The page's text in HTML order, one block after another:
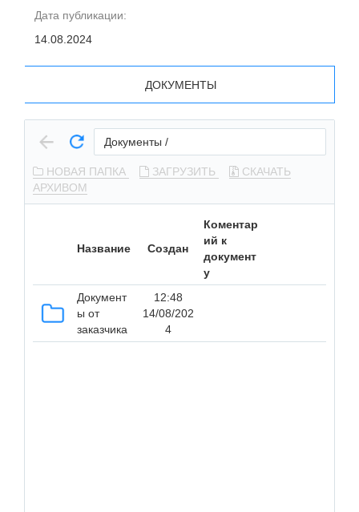
Дата публикации:
14.08.2024
ДОКУМЕНТЫ
Документы /
НОВАЯ ПАПКА ЗАГРУЗИТЬ
СКАЧАТЬ
АРХИВОМ
Название Создан
Коментар
ий к
документ
у
Документ
ы от
заказчика
12:48
14/08/202
4